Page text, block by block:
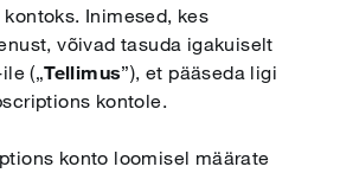
kontoks. Inimesed, kes
võivad tasuda igakuiselt
(„Tellimus”), et pääseda ligi
kontole.
konto loomisel määrate